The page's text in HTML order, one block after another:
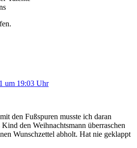
um 19:03 Uhr
den Fußspuren musste ich daran
den Weihnachtsmann überraschen
Wunschzettel abholt. Hat nie geklappt